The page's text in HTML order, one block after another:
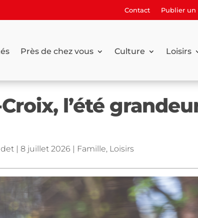
Contact Publier un
Près de chez vous Culture Loisirs
l’été
| 8 juillet 2026 | Famille, Loisirs